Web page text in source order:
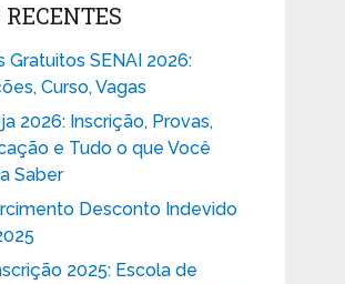
RECENTES
Gratuitos SENAI 2026:
Curso, Vagas
2026: Inscrição, Provas,
e Tudo o que Você
Saber
Desconto Indevido
2025: Escola de